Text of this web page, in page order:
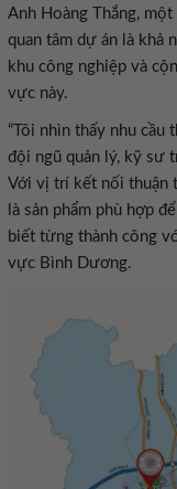
Anh Hoàng Thắng,
quan tâm dự án là khả
khu công nghiệp và
vực này.
“Tôi nhìn thấy nhu cầu
đội ngũ quản lý, kỹ sư
Với vị trí kết nối thuận
là sản phẩm phù hợp
biết từng thành công
vực Bình Dương.